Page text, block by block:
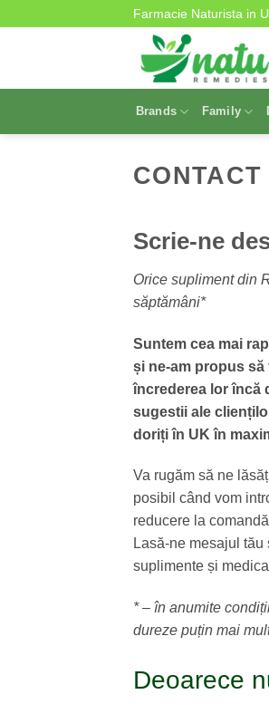
Farmacie Naturista in
Brands Family
CONTACT
Scrie-ne
Orice supliment din
săptămâni*
Suntem cea mai
și ne-am propus
încrederea lor încă
sugestii ale
doriți în UK în
Va rugăm să ne
posibil când vom
reducere la
Lasă-ne mesajul
suplimente și
* – în anumite
dureze puțin mai
Deoarece